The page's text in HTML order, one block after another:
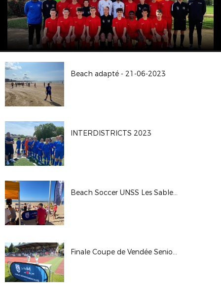
Beach adapté - 21-06-2023
INTERDISTRICTS 2023
Beach Soccer UNSS Les Sables d'Olonne 31-05-2023
Finale Coupe de Vendée Seniors 27-05-2023